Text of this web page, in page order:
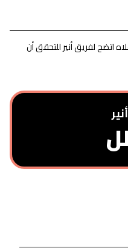
اتضح لفريق أنير للتحقق أن